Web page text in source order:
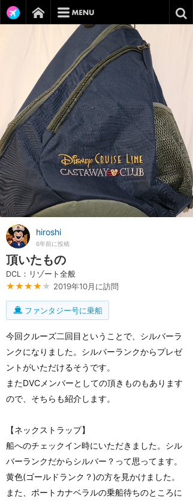
hiroshi
6年前に投稿
頂いたもの
DCL：リゾート全般
★★★★ ★ 2019年10月に訪問
ファンタジー号に乗船
今回クルーズ二回目ということで、シルバーラ
ンクになりました。シルバーランクからプレゼ
ントがいただけるそうです。
またDVCメンバーとしての頂きものもあります
ので、そちらも紹介します。
【ネックストラップ】
船へのチェックイン時にいただきました。シル
バーランクだからシルバー？って思ってます。
黄色(ゴールドランク？)の方を見かけました。
また、ポートカナベラルの乗船待ちのところに